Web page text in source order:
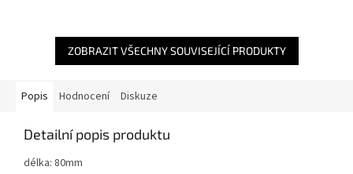
ZOBRAZIT VŠECHNY SOUVISEJÍCÍ PRODUKTY
Popis Hodnocení Diskuze
Detailní popis produktu
délka: 80mm